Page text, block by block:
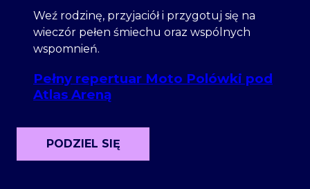
Weź rodzinę, przyjaciół i przygotuj się na
wieczór pełen śmiechu oraz wspólnych
wspomnień.
Pełny repertuar Moto Polówki pod
Atlas Areną
PODZIEL SIĘ